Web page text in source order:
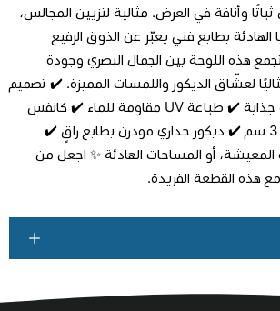
اطلب المنتج
ثباتًا وأناقة في العرض. مثالية لتزيين المجالس،
الهادئة بطابع فني يعبّر عن الذوق الرفيع
تجمع هذه اللوحة بين الجمال البصري وجودة
لعشّاق الديكور واللمسات المميزة. ✔️ تصميم
متناغم بتفاصيل فنية جذابة ✔️ طباعة UV مقاومة للماء ✔️ كانفس
فاخر وخشب بسماكة 3 سم ✔️ ديكور جداري مودرن بطابع راقٍ ✔️
المعيشة، أو المساحات الهادئة ✨ اجعل من
هذه القطعة الفريدة.